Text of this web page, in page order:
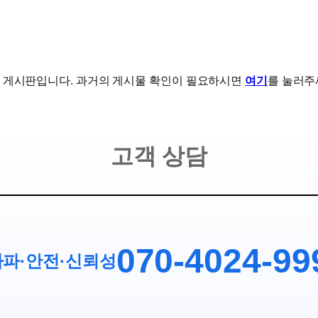
게시판입니다. 과거의 게시물 확인이 필요하시면 여기 를 눌러주
고객 상담
·안전·신뢰성070-4024-